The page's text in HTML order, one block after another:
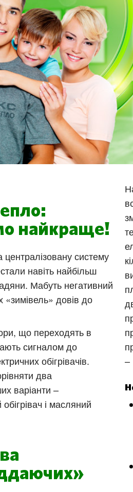
найкраще!
централізовану систему
навіть найбільш
Мабуть негативний
«зимівель» довів до
що переходять в
сигналом до
обігрівачів.
два
варіанти –
і масляний
–